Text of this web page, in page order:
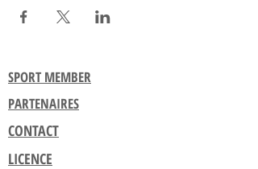
SPORT MEMBER
PARTENAIRES
CONTACT
LICENCE